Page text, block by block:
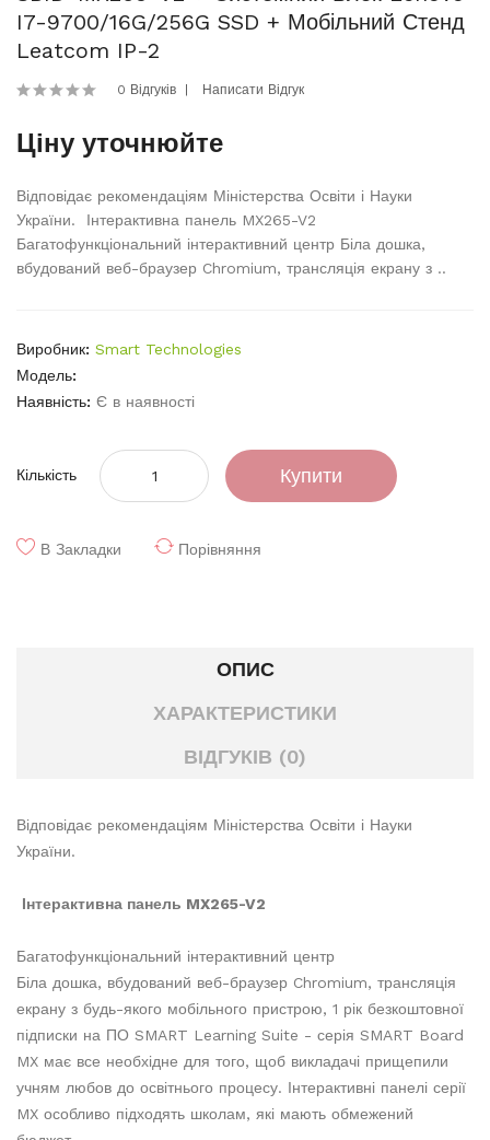
I7-9700/16G/256G SSD + Мобільний Стенд
Leatcom IP-2
0 Відгуків Написати Відгук
Ціну уточнюйте
Відповідає рекомендаціям Міністерства Освіти і Науки
України. Інтерактивна панель MX265-V2
Багатофункціональний інтерактивний центр Біла дошка,
вбудований веб-браузер Chromium, трансляція екрану з ..
Виробник: Smart Technologies
Модель:
Наявність: Є в наявності
Кількість Купити
В Закладки Порівняння
ОПИС
ХАРАКТЕРИСТИКИ
ВІДГУКІВ (0)
Відповідає рекомендаціям Міністерства Освіти і Науки
України.
Інтерактивна панель MX265-V2
Багатофункціональний інтерактивний центр
Біла дошка, вбудований веб-браузер Chromium, трансляція
екрану з будь-якого мобільного пристрою, 1 рік безкоштовної
підписки на ПО SMART Learning Suite - серія SMART Board
MX має все необхідне для того, щоб викладачі прищепили
учням любов до освітнього процесу. Інтерактивні панелі серії
MX особливо підходять школам, які мають обмежений